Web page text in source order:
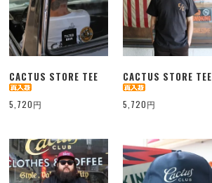
CACTUS STORE TEE
5,720円
CACTUS STORE TEE
5,720円